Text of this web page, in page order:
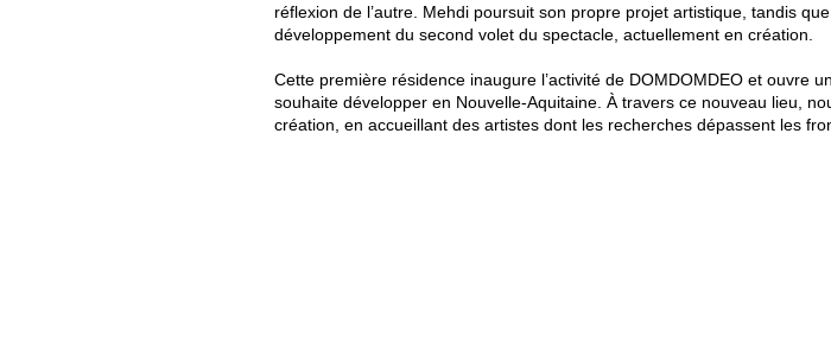
réflexion de l’autre. Mehdi poursuit son propre projet artistique, tandis
développement du second volet du spectacle, actuellement en création.
Cette première résidence inaugure l’activité de DOMDOMDEO et ouvre
souhaite développer en Nouvelle-Aquitaine. À travers ce nouveau lieu,
création, en accueillant des artistes dont les recherches dépassent les